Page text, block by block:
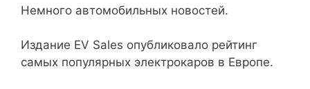
Немного автомобильных новостей.
Издание EV Sales опубликовало рейтинг
самых популярных электрокаров в Европе.